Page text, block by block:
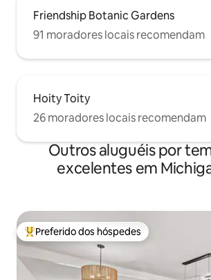
Friendship Botanic Gardens
91 moradores locais recomendam
Hoity Toity
26 moradores locais recomendam
Outros aluguéis por
excelentes em
Entre os melhores preferidos dos hóspedes
Preferido dos hóspedes